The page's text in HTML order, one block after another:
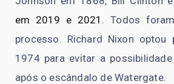
em 2019 e 2021 . Todos
processo. Richard Nixon optou
1974 para evitar a
após o escândalo de Watergate.